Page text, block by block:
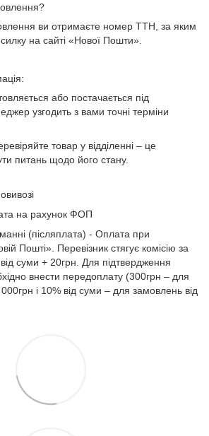
ви отримаєте номер ТТН, за яким
на сайті «Нової Пошти».
або постачається під
узгодить з вами точні терміни
товар у відділенні – це
питань щодо його стану.
на рахунок ФОП
(післяплата) - Оплата при
Пошті». Перевізник стягує комісію за
суми + 20грн. Для підтвердження
внести передоплату (300грн – для
і 10% від суми – для замовлень від